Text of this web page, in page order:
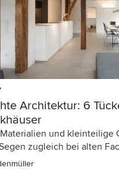
Architektur: 6
und kleinteilige
zugleich bei alten